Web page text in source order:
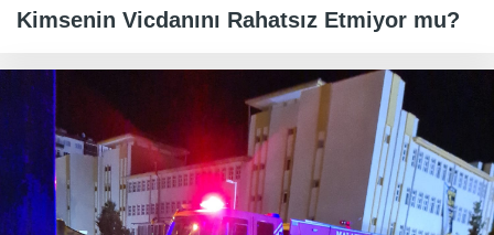
Kimsenin Vicdanını Rahatsız Etmiyor mu?